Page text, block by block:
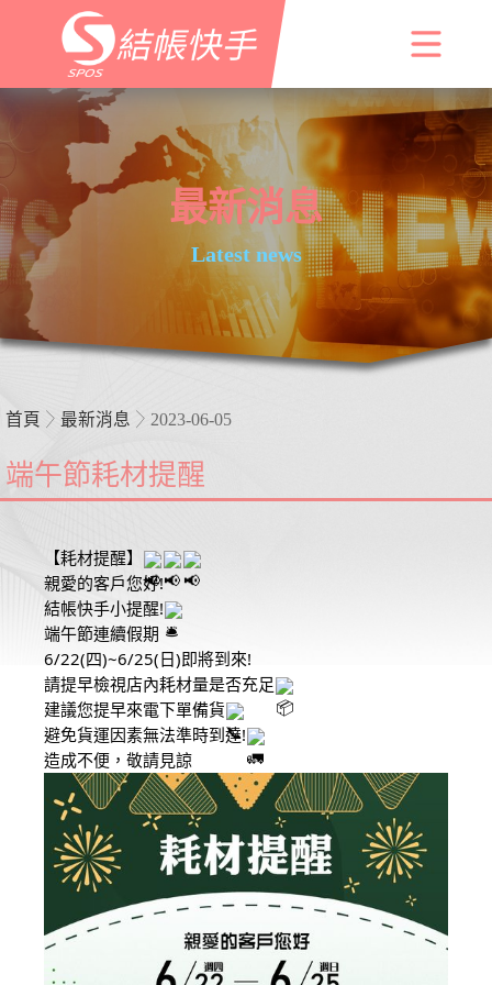
最新消息
Latest news
首頁 最新消息 2023-06-05
端午節耗材提醒
【耗材提醒】
親愛的客戶您好!
結帳快手小提醒!
端午節連續假期
6/22(四)~6/25(日)即將到來!
請提早檢視店內耗材量是否充足
建議您提早來電下單備貨
避免貨運因素無法準時到達!
造成不便，敬請見諒